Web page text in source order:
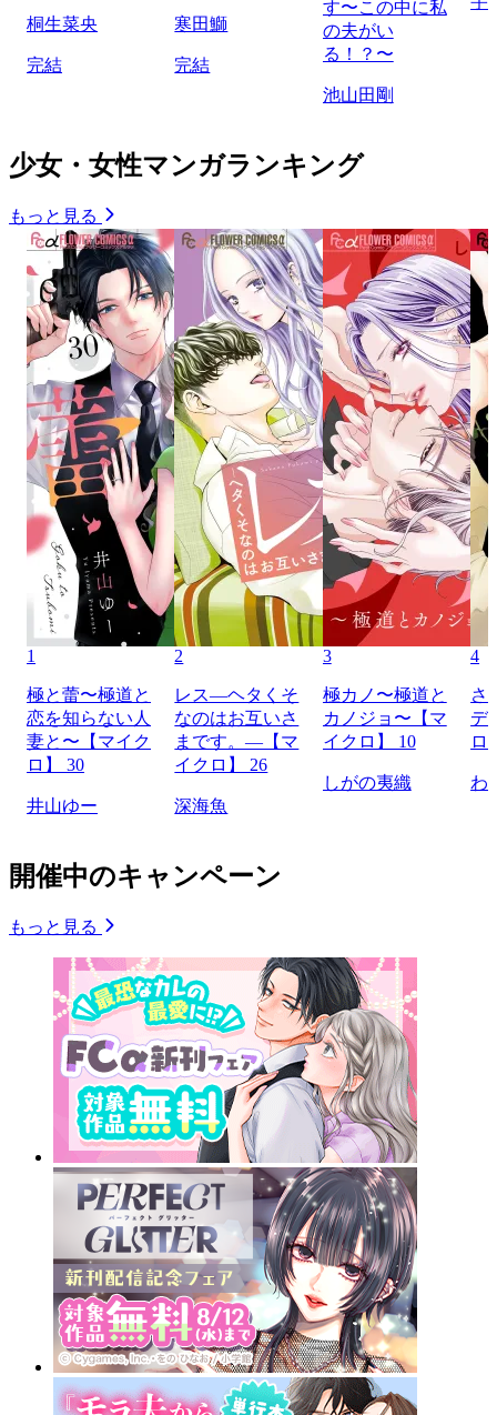
桐生菜央
完結
寒田鰤
完結
す〜この中に私
の夫がい
る！？〜
池山田剛
少女・女性マンガランキング
もっと見る
1
極と蕾〜極道と
恋を知らない人
妻と〜【マイク
ロ】 30
井山ゆー
2
レス―ヘタくそ
なのはお互いさ
まです。―【マ
イクロ】 26
深海魚
3
極カノ〜極道と
カノジョ〜【マ
イクロ】 10
しがの夷織
4
さ
デ
ロ
わ
開催中のキャンペーン
もっと見る